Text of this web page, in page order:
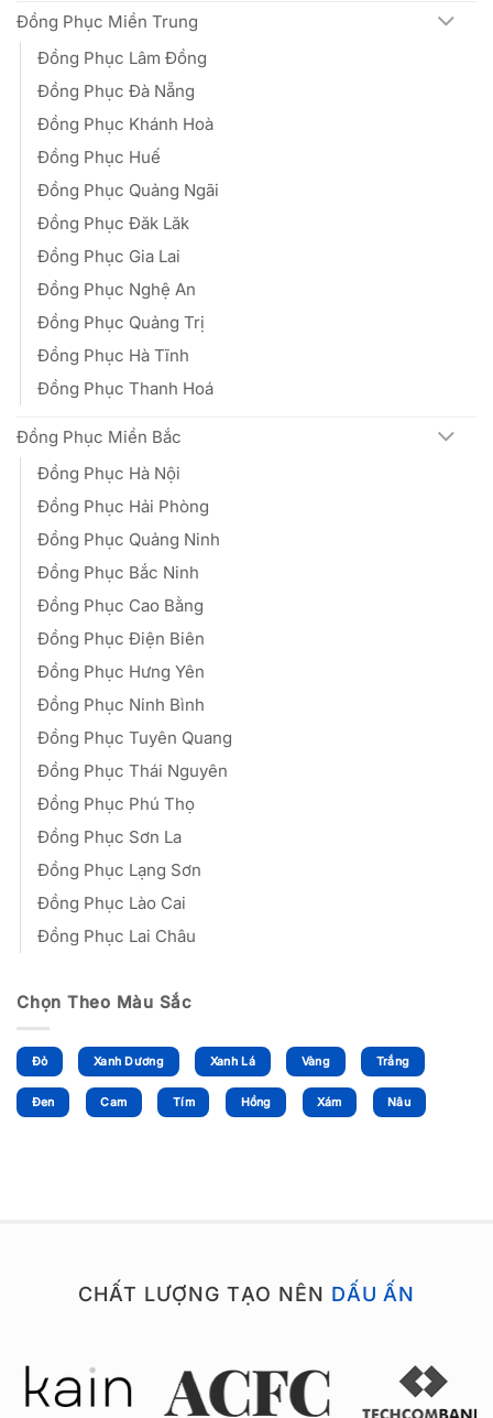
Đồng Phục Miền Trung
Đồng Phục Lâm Đồng
Đồng Phục Đà Nẵng
Đồng Phục Khánh Hoà
Đồng Phục Huế
Đồng Phục Quảng Ngãi
Đồng Phục Đăk Lăk
Đồng Phục Gia Lai
Đồng Phục Nghệ An
Đồng Phục Quảng Trị
Đồng Phục Hà Tĩnh
Đồng Phục Thanh Hoá
Đồng Phục Miền Bắc
Đồng Phục Hà Nội
Đồng Phục Hải Phòng
Đồng Phục Quảng Ninh
Đồng Phục Bắc Ninh
Đồng Phục Cao Bằng
Đồng Phục Điện Biên
Đồng Phục Hưng Yên
Đồng Phục Ninh Bình
Đồng Phục Tuyên Quang
Đồng Phục Thái Nguyên
Đồng Phục Phú Thọ
Đồng Phục Sơn La
Đồng Phục Lạng Sơn
Đồng Phục Lào Cai
Đồng Phục Lai Châu
Chọn Theo Màu Sắc
Đỏ Xanh Dương Xanh Lá Vàng Trắng
Đen Cam Tím Hồng Xám Nâu
CHẤT LƯỢNG TẠO NÊN DẤU ẤN